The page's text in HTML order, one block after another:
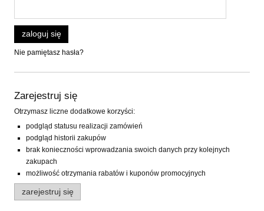
zaloguj się
Nie pamiętasz hasła?
Zarejestruj się
Otrzymasz liczne dodatkowe korzyści:
podgląd statusu realizacji zamówień
podgląd historii zakupów
brak konieczności wprowadzania swoich danych przy kolejnych
zakupach
możliwość otrzymania rabatów i kuponów promocyjnych
zarejestruj się